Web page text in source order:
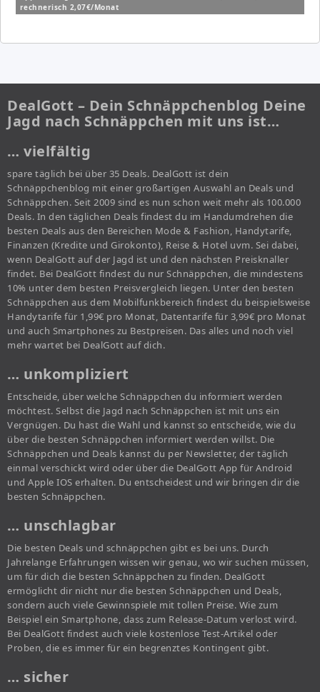
rechnerisch 2,07€/Monat
DealGott – Dein Schnäppchenblog Deine
Jagd nach Schnäppchen mit uns ist…
… vielfältig
spare täglich bei über 35 Deals. DealGott ist dein
Schnäppchenblog mit einer großartigen Auswahl an Deals und
Schnäppchen. Seit 2009 sind es nun schon weit mehr als 100.000
Deals. In den täglichen Deals findest du im Handumdrehen die
besten Deals aus den Bereichen Mode & Fashion, Handytarife,
Finanzen (Kredite und Girokonto), Reise & Hotel uvm. Sei dabei,
wenn DealGott auf der Jagd ist und den nächsten Preisknaller
findet. Bei DealGott findest du nur Schnäppchen, die mindestens
10% unter dem besten Preisvergleich liegen. Unter den besten
Schnäppchen aus dem Mobilfunkbereich findest du beispielsweise
Handytarife für 1,99€ pro Monat, Datentarife für 3,99€ pro Monat
und auch Smartphones zu Bestpreisen. Das alles und noch viel
mehr wartet bei DealGott auf dich.
… unkompliziert
Entscheide, über welche Schnäppchen du informiert werden
möchtest. Selbst die Jagd nach Schnäppchen ist mit uns ein
Vergnügen. Du hast die Wahl und kannst so entscheide, wie du
über die besten Schnäppchen informiert werden willst. Die
Schnäppchen und Deals kannst du per Newsletter, der täglich
einmal verschickt wird oder über die DealGott App für Android
und Apple IOS erhalten. Du entscheidest und wir bringen dir die
besten Schnäppchen.
… unschlagbar
Die besten Deals und schnäppchen gibt es bei uns. Durch
Jahrelange Erfahrungen wissen wir genau, wo wir suchen müssen,
um für dich die besten Schnäppchen zu finden. DealGott
ermöglicht dir nicht nur die besten Schnäppchen und Deals,
sondern auch viele Gewinnspiele mit tollen Preise. Wie zum
Beispiel ein Smartphone, dass zum Release-Datum verlost wird.
Bei DealGott findest auch viele kostenlose Test-Artikel oder
Proben, die es immer für ein begrenztes Kontingent gibt.
… sicher